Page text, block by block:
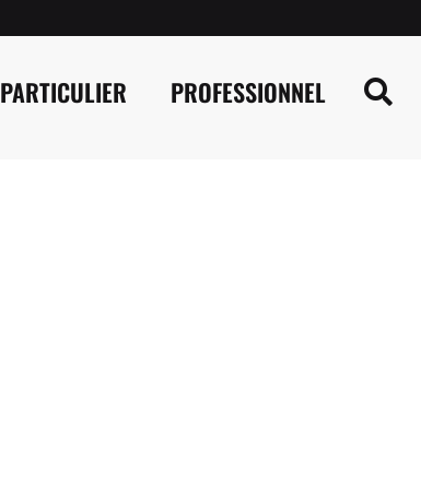
PARTICULIER PROFESSIONNEL